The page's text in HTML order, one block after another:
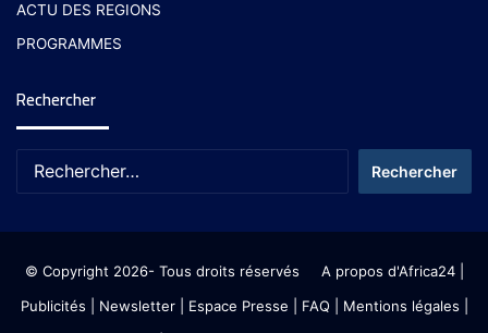
ACTU DES REGIONS
PROGRAMMES
Rechercher
© Copyright 2026- Tous droits réservés A propos d'Africa24|
Publicités
Newsletter| Espace Presse | FAQ | Mentions légales